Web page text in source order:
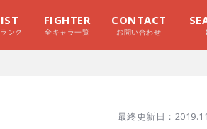
ンク
FIGHTER
全キャラ一覧
CONTACT
お問い合わせ
最終更新日：